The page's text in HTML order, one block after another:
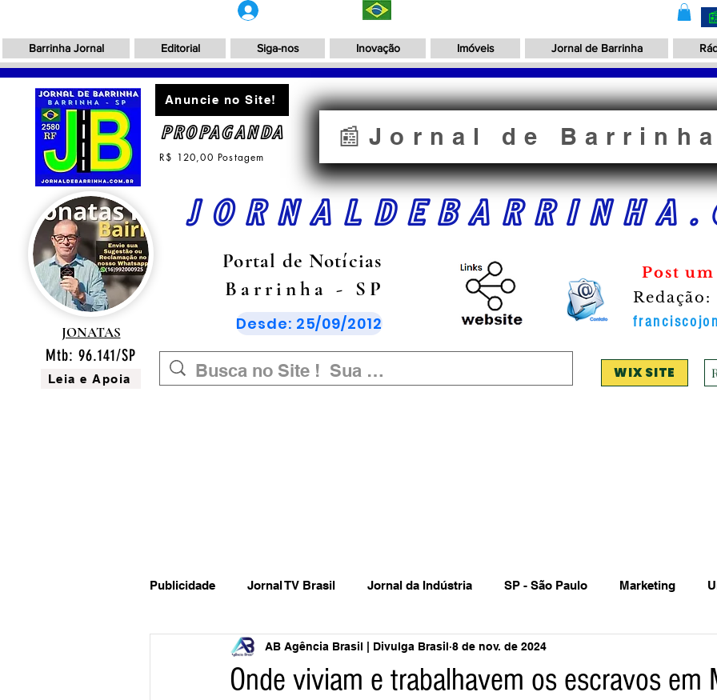
Barrinha Jornal Editorial Siga-nos Inovação Imóveis Jornal de Barrinha
JONATAS
Anuncie no Site!
PROPAGANDA
R$ 120,00 Postagem
📰Jornal de Barrinha
Portal de Notícias
Barrinha - SP
Desde: 25/09/2012
Post
Redação:
Mtb: 96.141/SP
Leia e Apoia WIX SITE
Publicidade Jornal TV Brasil Jornal da Indústria SP - São Paulo Marketing
Inovação Governo Federal Estadual Municipal Vendas Oferta
Onde viviam e trabalhavem os escravos em
AB Agência Brasil | Divulga Brasil 8 de nov. de 2024